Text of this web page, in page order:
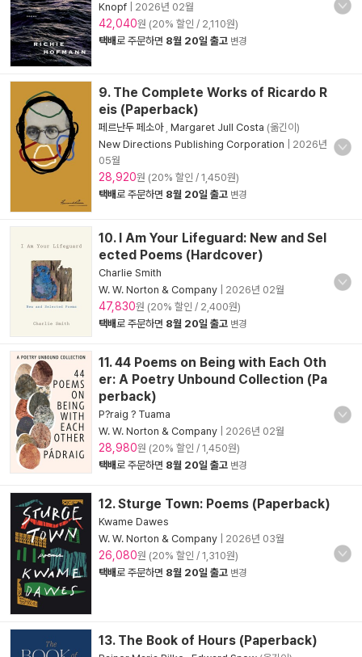
Knopf
2026년 02월
42,040원 (20% 할인 / 2,110원)
택배로 주문하면 8월 20일 출고 변경
9. The Complete Works of Ricardo R
eis (Paperback)
페르난두 페소아, Margaret Jull Costa (옮긴이)
New Directions Publishing Corporation
2026년
05월
28,920원 (20% 할인 / 1,450원)
택배로 주문하면 8월 20일 출고 변경
10. I Am Your Lifeguard: New and Sel
ected Poems (Hardcover)
Charlie Smith
W. W. Norton & Company
2026년 02월
47,830원 (20% 할인 / 2,400원)
택배로 주문하면 8월 20일 출고 변경
11. 44 Poems on Being with Each Oth
er: A Poetry Unbound Collection (Pa
perback)
P?raig ? Tuama
W. W. Norton & Company
2026년 02월
28,980원 (20% 할인 / 1,450원)
택배로 주문하면 8월 20일 출고 변경
12. Sturge Town: Poems (Paperback)
Kwame Dawes
W. W. Norton & Company
2026년 03월
26,080원 (20% 할인 / 1,310원)
택배로 주문하면 8월 20일 출고 변경
13. The Book of Hours (Paperback)